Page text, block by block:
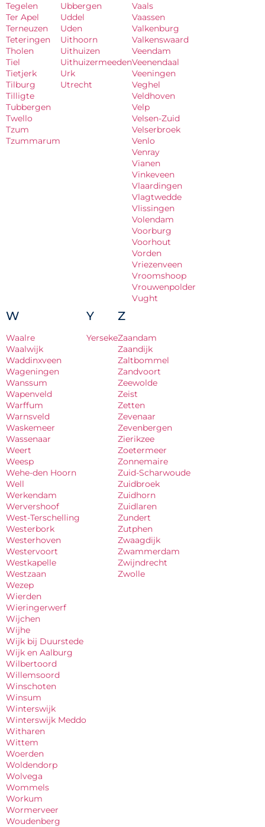
Tegelen
Ter Apel
Terneuzen
Teteringen
Tholen
Tiel
Tietjerk
Tilburg
Tilligte
Tubbergen
Twello
Tzum
Tzummarum
Ubbergen
Uddel
Uden
Uithoorn
Uithuizen
Uithuizermeeden
Urk
Utrecht
Vaals
Vaassen
Valkenburg
Valkenswaard
Veendam
Veenendaal
Veeningen
Veghel
Veldhoven
Velp
Velsen-Zuid
Velserbroek
Venlo
Venray
Vianen
Vinkeveen
Vlaardingen
Vlagtwedde
Vlissingen
Volendam
Voorburg
Voorhout
Vorden
Vriezenveen
Vroomshoop
Vrouwenpolder
Vught
W
Waalre
Waalwijk
Waddinxveen
Wageningen
Wanssum
Wapenveld
Warffum
Warnsveld
Waskemeer
Wassenaar
Weert
Weesp
Wehe-den Hoorn
Well
Werkendam
Wervershoof
West-Terschelling
Westerbork
Westerhoven
Westervoort
Westkapelle
Westzaan
Wezep
Wierden
Wieringerwerf
Wijchen
Wijhe
Wijk bij Duurstede
Wijk en Aalburg
Wilbertoord
Willemsoord
Winschoten
Winsum
Winterswijk
Winterswijk Meddo
Witharen
Wittem
Woerden
Woldendorp
Wolvega
Wommels
Workum
Wormerveer
Woudenberg
Y
Yerseke
Z
Zaandam
Zaandijk
Zaltbommel
Zandvoort
Zeewolde
Zeist
Zetten
Zevenaar
Zevenbergen
Zierikzee
Zoetermeer
Zonnemaire
Zuid-Scharwoude
Zuidbroek
Zuidhorn
Zuidlaren
Zundert
Zutphen
Zwaagdijk
Zwammerdam
Zwijndrecht
Zwolle